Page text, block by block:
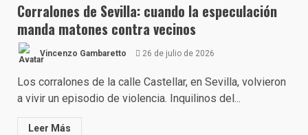
Corralones de Sevilla: cuando la especulación
manda matones contra vecinos
Vincenzo Gambaretto 26 de julio de 2026
Los corralones de la calle Castellar, en Sevilla, volvieron
a vivir un episodio de violencia. Inquilinos del...
Leer Más